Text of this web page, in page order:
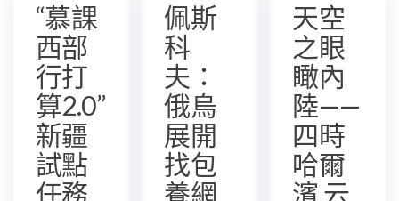
“慕課
西部
行打
算2.0”
新疆
試點
任務
佩斯
科
夫：
俄烏
展開
找包
養網
天空
之眼
瞰內
陸——
四時
哈爾
濱 云